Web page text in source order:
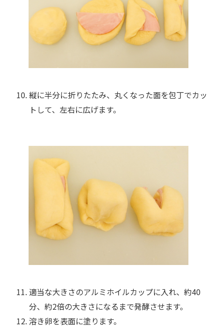
縦に半分に折りたたみ、丸くなった面を包丁でカッ
トして、左右に広げます。
適当な大きさのアルミホイルカップに入れ、約40
分、約2倍の大きさになるまで発酵させます。
溶き卵を表面に塗ります。